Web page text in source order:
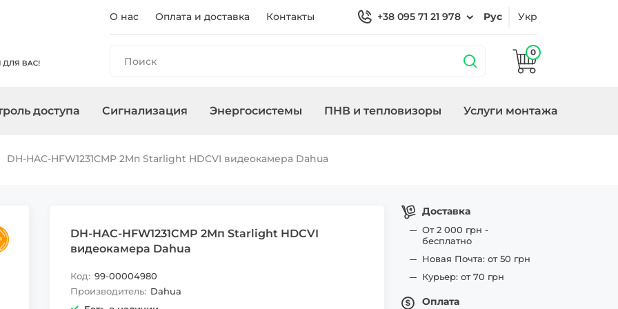
О нас Оплата и доставка Контакты +38 095 71 21 978 Рус Укр
0
оборудование
Считыватели
доступа Сигнализация Энергосистемы ПНВ и тепловизоры Услуги монтажа
DH-HAC-HFW1231CMP 2Mп Starlight HDCVI видеокамера Dahua
DH-HAC-HFW1231CMP 2Mп Starlight HDCVI
видеокамера Dahua
Код: 99-00004980
Производитель: Dahua
Доставка
От 2 000 грн -
бесплатно
Новая Почта: от 50 грн
Курьер: от 70 грн
Оплата